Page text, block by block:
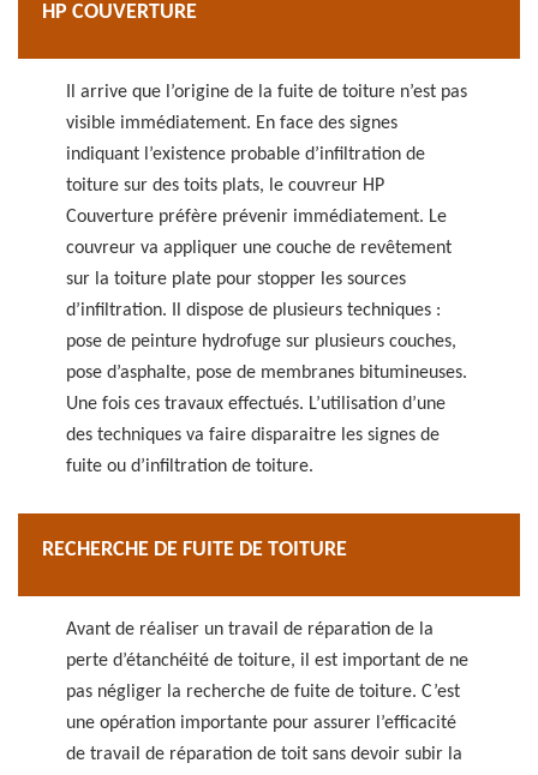
HP COUVERTURE
Il arrive que l’origine de la fuite de toiture n’est pas
visible immédiatement. En face des signes
indiquant l’existence probable d’infiltration de
toiture sur des toits plats, le couvreur HP
Couverture préfère prévenir immédiatement. Le
couvreur va appliquer une couche de revêtement
sur la toiture plate pour stopper les sources
d’infiltration. Il dispose de plusieurs techniques :
pose de peinture hydrofuge sur plusieurs couches,
pose d’asphalte, pose de membranes bitumineuses.
Une fois ces travaux effectués. L’utilisation d’une
des techniques va faire disparaitre les signes de
fuite ou d’infiltration de toiture.
RECHERCHE DE FUITE DE TOITURE
Avant de réaliser un travail de réparation de la
perte d’étanchéité de toiture, il est important de ne
pas négliger la recherche de fuite de toiture. C’est
une opération importante pour assurer l’efficacité
de travail de réparation de toit sans devoir subir la